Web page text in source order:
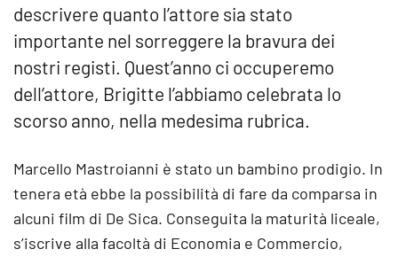
descrivere quanto l’attore sia stato
importante nel sorreggere la bravura dei
nostri registi. Quest’anno ci occuperemo
dell’attore, Brigitte l’abbiamo celebrata lo
scorso anno, nella medesima rubrica.
Marcello Mastroianni è stato un bambino prodigio. In
tenera età ebbe la possibilità di fare da comparsa in
alcuni film di De Sica. Conseguita la maturità liceale,
s’iscrive alla facoltà di Economia e Commercio,